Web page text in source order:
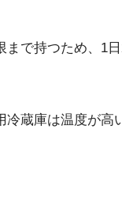
で持つため、1
蔵庫は温度が